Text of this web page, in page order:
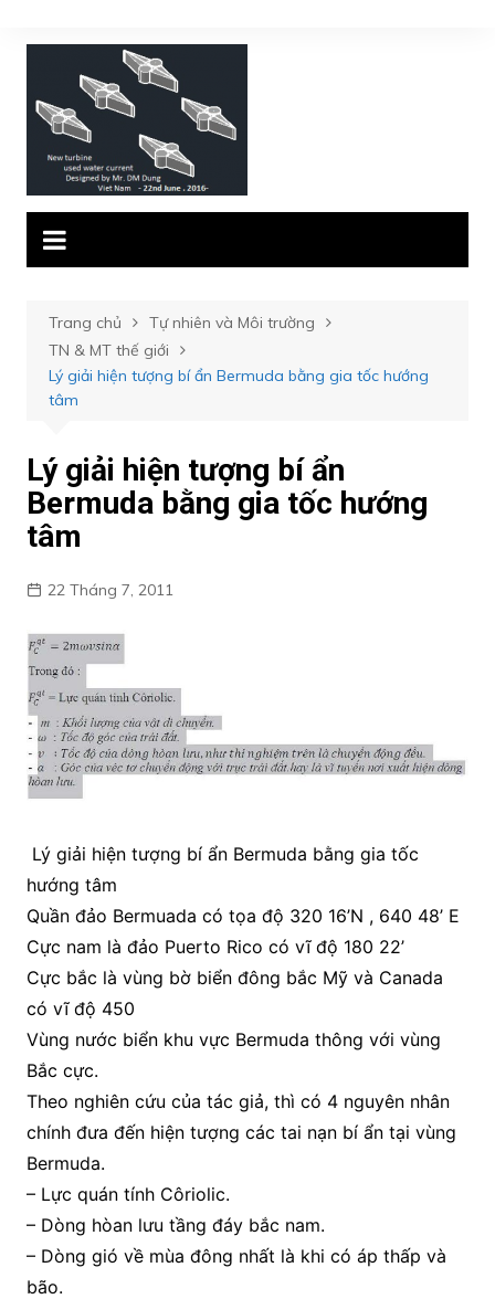
đến
Trang chủ
Tự nhiên và Môi trường
TN & MT thế giới
Lý giải hiện tượng bí ẩn Bermuda bằng gia tốc hướng
tâm
Lý giải hiện tượng bí ẩn
Bermuda bằng gia tốc hướng
tâm
22 Tháng 7, 2011
Lý giải hiện tượng bí ẩn Bermuda bằng gia tốc
hướng tâm
Quần đảo Bermuada có tọa độ 320 16’N , 640 48’ E
Cực nam là đảo Puerto Rico có vĩ độ 180 22’
Cực bắc là vùng bờ biển đông bắc Mỹ và Canada
có vĩ độ 450
Vùng nước biển khu vực Bermuda thông với vùng
Bắc cực.
Theo nghiên cứu của tác giả, thì có 4 nguyên nhân
chính đưa đến hiện tượng các tai nạn bí ẩn tại vùng
Bermuda.
– Lực quán tính Côriolic.
– Dòng hòan lưu tầng đáy bắc nam.
– Dòng gió về mùa đông nhất là khi có áp thấp và
bão.